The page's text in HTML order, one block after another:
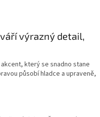
výrazný detail,
který se snadno stane
působí hladce a upraveně,